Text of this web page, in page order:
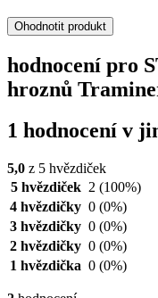
Ohodnotit produkt
hodnocení pro
hroznů
1 hodnocení v
5,0 z 5 hvězdiček
5 hvězdiček 2 (100%)
4 hvězdičky 0 (0%)
3 hvězdičky 0 (0%)
2 hvězdičky 0 (0%)
1 hvězdička 0 (0%)